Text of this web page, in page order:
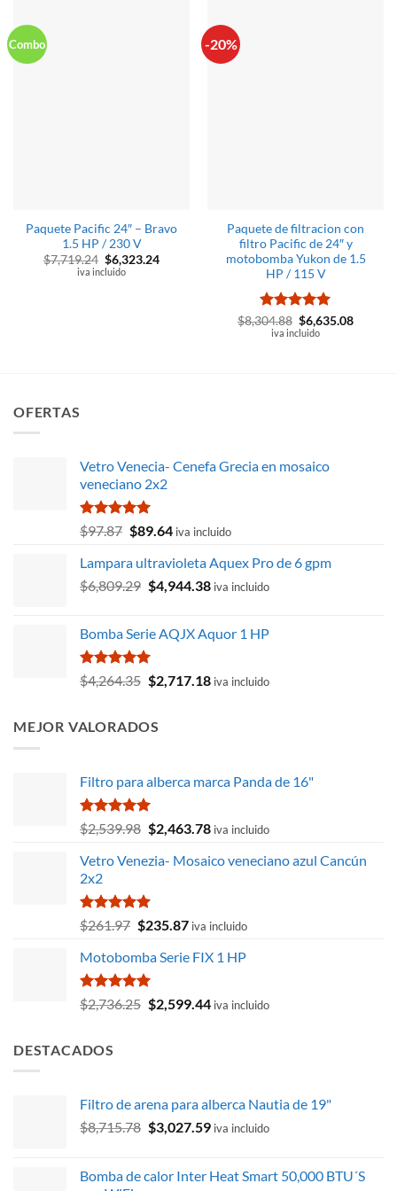
Combo
Paquete Pacific 24″ – Bravo
1.5 HP / 230 V
$7,719.24 El
precio
$6,323.24El
iva incluido
-20%
Paquete de filtracion con
filtro Pacific de 24″ y
motobomba Yukon de 1.5
HP / 115 V
Valorado
con5de 5
$8,304.88 El
precio
$6,635.08El
iva incluido
OFERTAS
Vetro Venecia- Cenefa Grecia en mosaico
veneciano 2x2
Valorado
con
de 5
$97.87 El
original
era:
$89.64El
actual
es:
iva incluido
Lampara ultravioleta Aquex Pro de 6 gpm
$6,809.29 El
era:
$6,809.29.
$4,944.38El
es:
iva incluido
Bomba Serie AQJX Aquor 1 HP
Valorado
con
$4,264.35 El
era:
$2,717.18Eliva incluido
MEJOR VALORADOS
Filtro para alberca marca Panda de 16"
Valorado
con
de 5
$2,539.98 El
original
$2,539.98.
$2,463.78El
actual
iva incluido
Vetro Venezia- Mosaico veneciano azul Cancún
2x2
Valorado
con
de 5
$261.97 El
original
era:
$261.97.
$235.87El
actual
$235.87.
iva incluido
Motobomba Serie FIX 1 HP
Valorado
con
$2,736.25 El
$2,599.44Eliva incluido
DESTACADOS
Filtro de arena para alberca Nautia de 19"
$8,715.78 El
era:
$3,027.59El
es:
iva incluido
Bomba de calor Inter Heat Smart 50,000 BTU´S